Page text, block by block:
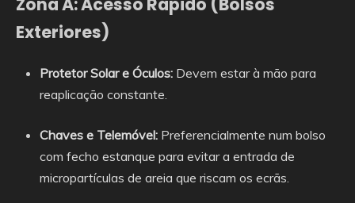
Exteriores)
Protetor Solar e Óculos: Devem estar à mão para
reaplicação constante.
Chaves e Telemóvel: Preferencialmente num bolso
com fecho estanque para evitar a entrada de
micropartículas de areia que riscam os ecrãs.